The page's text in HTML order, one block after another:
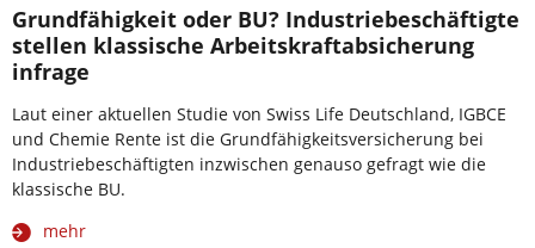
Grundfähigkeit oder BU? Industriebeschäftigte
stellen klassische Arbeitskraftabsicherung
infrage
Laut einer aktuellen Studie von Swiss Life Deutschland, IGBCE
und Chemie Rente ist die Grundfähigkeitsversicherung bei
Industriebeschäftigten inzwischen genauso gefragt wie die
klassische BU.
mehr